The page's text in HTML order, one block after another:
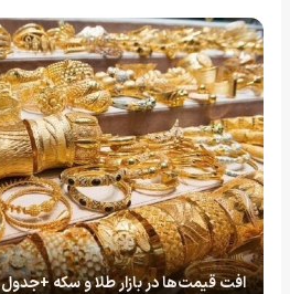
افت قیمت‌ها در بازار طلا و سکه +جدول